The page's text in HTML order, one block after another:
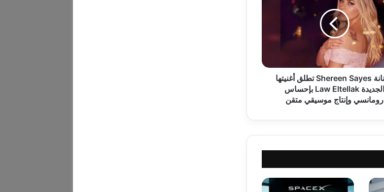
الفنانة Shereen Sayes تطلق أغنيتها
الجديدة Law Eltellak بإحساس
رومانسي وإنتاج موسيقي متقن